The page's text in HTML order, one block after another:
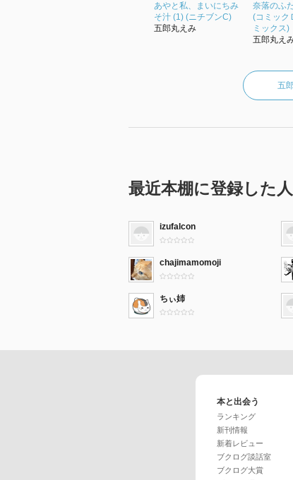
あやと私、まいにちみ
そ汁 (1) (ニチブンC)
五郎丸えみ
奈落のふ
(コミック
ミックス)
五郎丸え
五
最近本棚に登録した人
izufalcon
chajimamomoji
ちぃ姉
本と出会う
ランキング
新刊情報
新着レビュー
ブクログ談話室
ブクログ大賞